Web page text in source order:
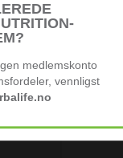
medlemskonto
vennligst